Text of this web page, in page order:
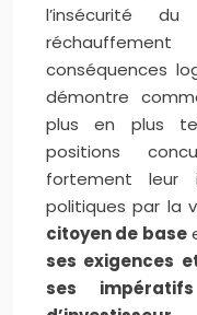
l’insécurité
conséquences
démontre
plus en plus
positions
fortement leur
politiques par la
citoyen de base
ses exigences
ses